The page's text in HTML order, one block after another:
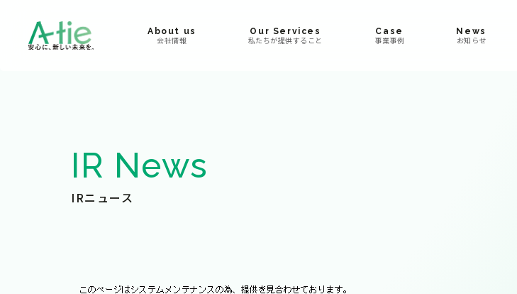
About us
会社情報
Our Services
私たちが提供すること
Case
事業事例
News
お知らせ
IR News
IRニュース